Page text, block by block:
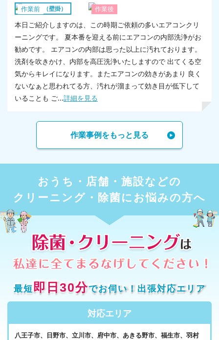
作業前 作業後
エアコン（壁掛）
本日ご紹介しますのは、この時期ご依頼の多いエアコンクリ
ーニングです。 夏本番を迎える前にエアコンの内部洗浄がお
勧めです。 エアコンの内部は思った以上に汚れております。
洗剤を吹きかけ、内部を高圧洗浄いたしますので 出てくる空
気からキレイになります。またエアコンの効きがあまり 良く
ないなぁと思われてる方、汚れが溜まって効き目が低下して
いることも ご...詳細を見る
作業事例をもっと見る
おうち・店舗・施設などの
クリーニング・除菌にお悩みの方へ
最短即日30分でお伺い！出張対応エリア
対応エリア
八王子市、日野市、立川市、府中市、あきる野市、福生市、羽村